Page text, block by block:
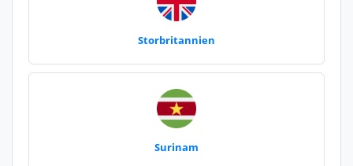
Storbritannien
Surinam